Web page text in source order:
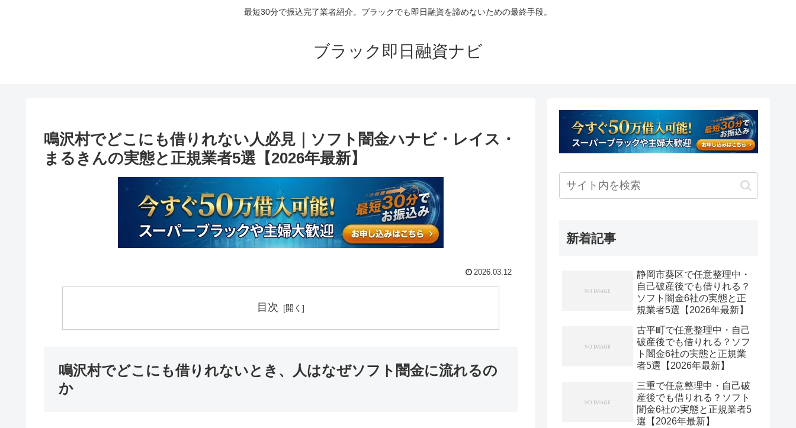
最短30分で振込完了業者紹介。ブラックでも即日融資を諦めないための最終手段。
ブラック即日融資ナビ
鳴沢村でどこにも借りれない人必見｜ソフト闇金ハナビ・レイス・
まるきんの実態と正規業者5選【2026年最新】
2026.03.12
目次
鳴沢村でどこにも借りれないとき、人はなぜソフト闇金に流れるの
か
新着記事
静岡市葵区で任意整理中・
自己破産後でも借りれる？
ソフト闇金6社の実態と正
規業者5選【2026年最新】
古平町で任意整理中・自己
破産後でも借りれる？ソフ
ト闇金6社の実態と正規業
者5選【2026年最新】
三重で任意整理中・自己破
産後でも借りれる？ソフト
闇金6社の実態と正規業者5
選【2026年最新】